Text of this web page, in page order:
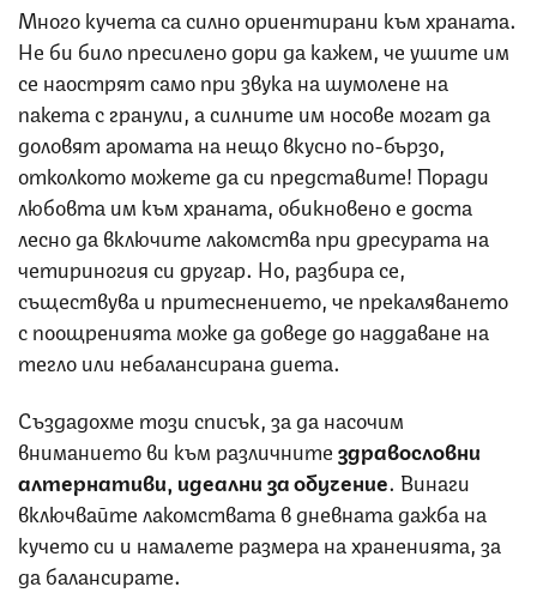
Много кучета са силно ориентирани към храната.
Не би било пресилено дори да кажем, че ушите им
се наострят само при звука на шумолене на
пакета с гранули, а силните им носове могат да
доловят аромата на нещо вкусно по-бързо,
отколкото можете да си представите! Поради
любовта им към храната, обикновено е доста
лесно да включите лакомства при дресурата на
четириногия си другар. Но, разбира се,
съществува и притеснението, че прекаляването
с поощренията може да доведе до наддаване на
тегло или небалансирана диета.
Създадохме този списък, за да насочим
вниманието ви към различнитездравословни
алтернативи, идеални за обучение. Винаги
включвайте лакомствата в дневната дажба на
кучето си и намалете размера на храненията, за
да балансирате.